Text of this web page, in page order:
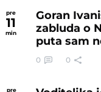
pre
11
min
Goran
zabluda o
puta sam
0 0
pre